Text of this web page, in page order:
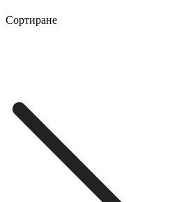
Сортиране